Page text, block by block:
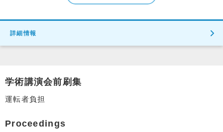
詳細情報
学術講演会前刷集
運転者負担
Proceedings